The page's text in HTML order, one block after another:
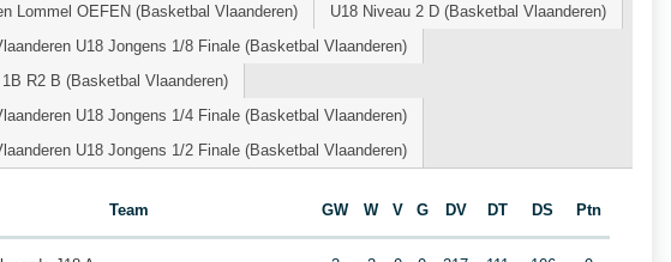
Lommel OEFEN (Basketbal Vlaanderen)
U18 Niveau 2 D (Basketbal Vlaanderen)
U18 Jongens 1/8 Finale (Basketbal Vlaanderen)
R2 B (Basketbal Vlaanderen)
U18 Jongens 1/4 Finale (Basketbal Vlaanderen)
U18 Jongens 1/2 Finale (Basketbal Vlaanderen)
Team GW W V G DV DT DS Ptn